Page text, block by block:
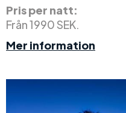
Pris per natt:
Från 1990 SEK.
Mer information